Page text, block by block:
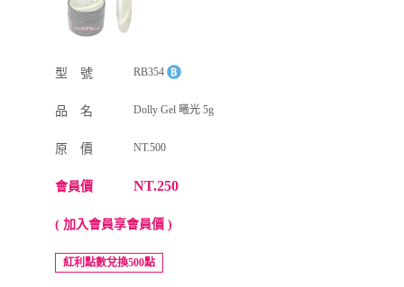
型 號 RB354
品 名 Dolly Gel 曦光 5g
原 價 NT.500
會員價 NT.250
( 加入會員享會員價 )
紅利點數兌換500點